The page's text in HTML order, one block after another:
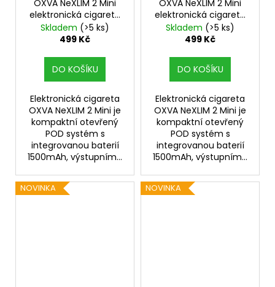
OXVA NeXLIM 2 Mini
elektronická cigareta
1500mAh Mist Purple
Skladem (>5 ks)
499 Kč
DO KOŠÍKU
Elektronická cigareta
OXVA NeXLIM 2 Mini je
kompaktní otevřený
POD systém s
integrovanou baterií
1500mAh, výstupním...
OXVA NeXLIM 2 Mini
elektronická cigareta
1500mAh Mint Green
Skladem (>5 ks)
499 Kč
DO KOŠÍKU
Elektronická cigareta
OXVA NeXLIM 2 Mini je
kompaktní otevřený
POD systém s
integrovanou baterií
1500mAh, výstupním...
NOVINKA NOVINKA